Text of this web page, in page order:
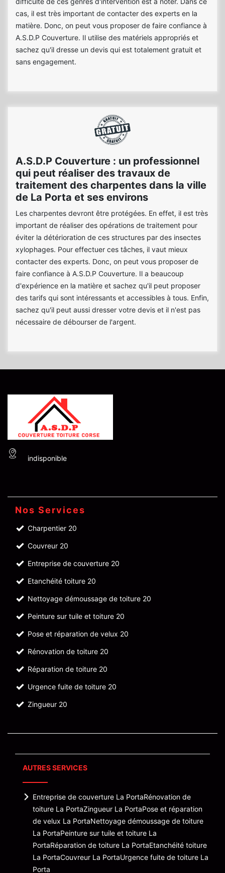
cas, il est très important de contacter des experts en la
matière. Donc, on peut vous proposer de faire confiance à
A.S.D.P Couverture. Il utilise des matériels appropriés et
sachez qu'il dresse un devis qui est totalement gratuit et
sans engagement.
A.S.D.P Couverture : un professionnel
qui peut réaliser des travaux de
traitement des charpentes dans la ville
de La Porta et ses environs
Les charpentes devront être protégées. En effet, il est très
important de réaliser des opérations de traitement pour
éviter la détérioration de ces structures par des insectes
xylophages. Pour effectuer ces tâches, il vaut mieux
contacter des experts. Donc, on peut vous proposer de
faire confiance à A.S.D.P Couverture. Il a beaucoup
d'expérience en la matière et sachez qu'il peut proposer
des tarifs qui sont intéressants et accessibles à tous. Enfin,
sachez qu'il peut aussi dresser votre devis et il n'est pas
nécessaire de débourser de l'argent.
indisponible
Nos Services
Charpentier 20
Couvreur 20
Entreprise de couverture 20
Etanchéité toiture 20
Nettoyage démoussage de toiture 20
Peinture sur tuile et toiture 20
Pose et réparation de velux 20
Rénovation de toiture 20
Réparation de toiture 20
Urgence fuite de toiture 20
Zingueur 20
AUTRES SERVICES
Entreprise de couverture La PortaRénovation de
toiture La PortaZingueur La PortaPose et réparation
de velux La PortaNettoyage démoussage de toiture
La PortaPeinture sur tuile et toiture La
PortaRéparation de toiture La PortaEtanchéité toiture
La PortaCouvreur La PortaUrgence fuite de toiture La
Porta